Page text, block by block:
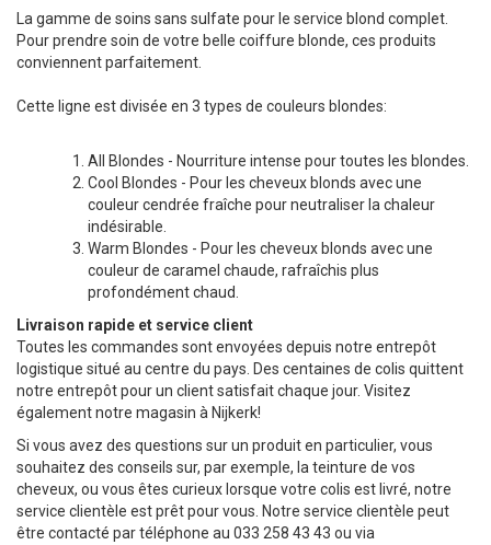
La gamme de soins sans sulfate pour le service blond complet.
Pour prendre soin de votre belle coiffure blonde, ces produits
conviennent parfaitement.
Cette ligne est divisée en 3 types de couleurs blondes:
All Blondes - Nourriture intense pour toutes les blondes.
Cool Blondes - Pour les cheveux blonds avec une
couleur cendrée fraîche pour neutraliser la chaleur
indésirable.
Warm Blondes - Pour les cheveux blonds avec une
couleur de caramel chaude, rafraîchis plus
profondément chaud.
Livraison rapide et service client
Toutes les commandes sont envoyées depuis notre entrepôt
logistique situé au centre du pays. Des centaines de colis quittent
notre entrepôt pour un client satisfait chaque jour. Visitez
également notre magasin à Nijkerk!
Si vous avez des questions sur un produit en particulier, vous
souhaitez des conseils sur, par exemple, la teinture de vos
cheveux, ou vous êtes curieux lorsque votre colis est livré, notre
service clientèle est prêt pour vous. Notre service clientèle peut
être contacté par téléphone au 033 258 43 43 ou via